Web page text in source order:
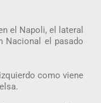
el Napoli, el lateral
Nacional el pasado
como viene